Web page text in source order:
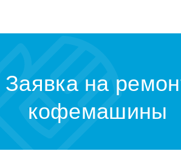
Заявка на
кофемашины